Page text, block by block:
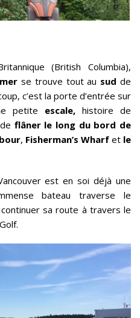
(British Columbia),
se trouve tout au sud de
c’est la porte d’entrée sur
petite escale, histoire de
flâner le long du bord de
, Fisherman’s Wharf etle
est en soi déjà une
bateau traverse le
sa route à travers le